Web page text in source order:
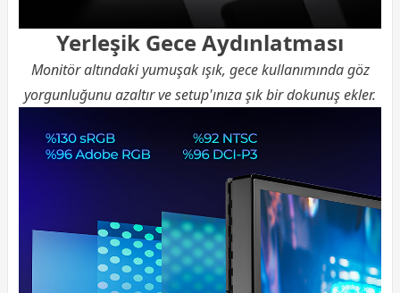
Yerleşik Gece Aydınlatması
Monitör altındaki yumuşak ışık, gece kullanımında göz
yorgunluğunu azaltır ve setup'ınıza şık bir dokunuş ekler.